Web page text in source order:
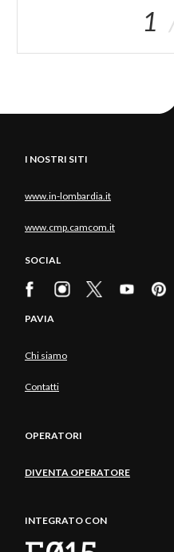
1
I NOSTRI SITI
www.in-lombardia.it
www.cmp.camcom.it
SOCIAL
PAVIA
Chi siamo
Contatti
OPERATORI
DIVENTA OPERATORE
INTEGRATO CON